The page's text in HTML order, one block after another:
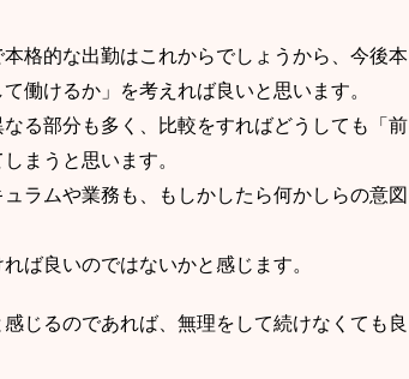
格的な出勤はこれからでしょうから、今後本
働けるか」を考えれば良いと思います。
る部分も多く、比較をすればどうしても「前
まうと思います。
ラムや業務も、もしかしたら何かしらの意図
ば良いのではないかと感じます。
じるのであれば、無理をして続けなくても良